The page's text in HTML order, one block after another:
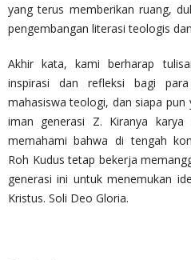
yang terus memberikan ruang,
pengembangan literasi teologis
Akhir kata, kami berharap
inspirasi dan refleksi bagi
mahasiswa teologi, dan siapa pun
iman generasi Z. Kiranya
memahami bahwa di tengah
Roh Kudus tetap bekerja
generasi ini untuk menemukan
Kristus. Soli Deo Gloria.